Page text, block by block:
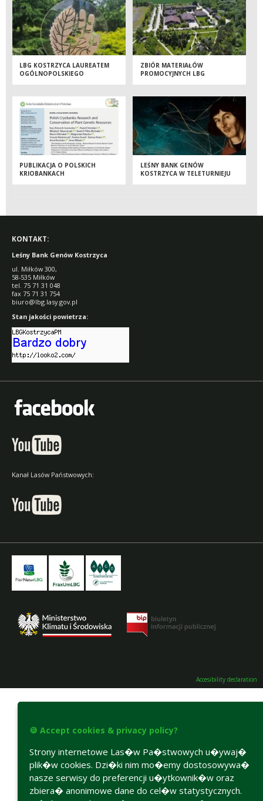
LBG KOSTRZYCA LAUREATEM
OGÓLNOPOLSKIEGO
ZBIÓR MATERIAŁÓW
PROMOCYJNYCH LBG
PUBLIKACJA O POLSKICH
KRIOBANKACH
LEŚNY BANK GENÓW
KOSTRZYCA W TELETURNIEJU
KONTAKT:
Leśny Bank Genów Kostrzyca
ul. Miłków 300,
58-535 Miłków
tel. 75 71 31 048
fax 75 71 31 754
biuro@lbg.lasy.gov.pl
Stan jakości powietrza:
Kanał Lasów Państwowych:
Accesibility declaration
🍪 Accept cookies & privacy policy?
Strony internetowe Las�w Pa�stwowych u�ywaj�
plik�w cookies. Dzi�ki nim mo�emy dostosowywa�
nasze serwisy do preferencji u�ytkownik�w oraz
zbiera� anonimowe dane do cel�w statystycznych.